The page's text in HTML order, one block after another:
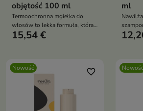
objętość 100 ml
Termoochronna mgiełka do
włosów to lekka formuła, która
chroni pasma przed działaniem
15,54 €
ml
oraz
Nowość favorite_border Nowość